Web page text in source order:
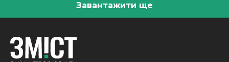
Завантажити ще